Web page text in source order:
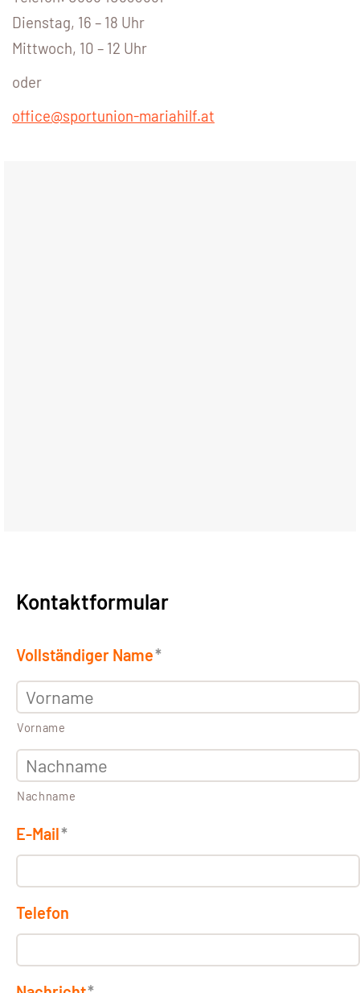
Dienstag, 16 – 18 Uhr
Mittwoch, 10 – 12 Uhr
oder
office@sportunion-mariahilf.at
Kontaktformular
Vollständiger Name*
Vorname
Nachname
E-Mail*
Telefon